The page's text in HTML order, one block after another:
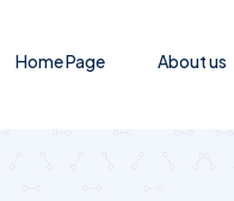
Home Page About us